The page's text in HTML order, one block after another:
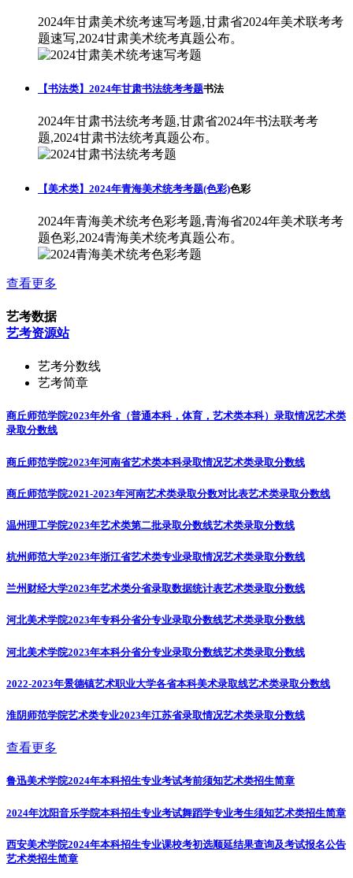
2024年甘肃美术统考速写考题,甘肃省2024年美术联考考
题速写,2024甘肃美术统考真题公布。
【书法类】2024年甘肃书法统考考题书法
2024年甘肃书法统考考题,甘肃省2024年书法联考考
题,2024甘肃书法统考真题公布。
【美术类】2024年青海美术统考考题(色彩)色彩
2024年青海美术统考色彩考题,青海省2024年美术联考考
题色彩,2024青海美术统考真题公布。
查看更多
艺考数据
艺考资源站
艺考分数线
艺考简章
商丘师范学院2023年外省（普通本科，体育，艺术类本科）录取情况艺术类
录取分数线
商丘师范学院2023年河南省艺术类本科录取情况艺术类录取分数线
商丘师范学院2021-2023年河南艺术类录取分数对比表艺术类录取分数线
温州理工学院2023年艺术类第二批录取分数线艺术类录取分数线
杭州师范大学2023年浙江省艺术类专业录取情况艺术类录取分数线
兰州财经大学2023年艺术类分省录取数据统计表艺术类录取分数线
河北美术学院2023年专科分省分专业录取分数线艺术类录取分数线
河北美术学院2023年本科分省分专业录取分数线艺术类录取分数线
2022-2023年景德镇艺术职业大学各省本科美术录取线艺术类录取分数线
淮阴师范学院艺术类专业2023年江苏省录取情况艺术类录取分数线
查看更多
鲁迅美术学院2024年本科招生专业考试考前须知艺术类招生简章
2024年沈阳音乐学院本科招生专业考试舞蹈学专业考生须知艺术类招生简章
西安美术学院2024年本科招生专业课校考初选顺延结果查询及考试报名公告
艺术类招生简章